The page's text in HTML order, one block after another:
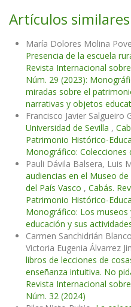
Artículos similares
María Dolores Molina
Presencia de la escuela
Revista Internacional
Núm. 29 (2023):
miradas sobre el
narrativas y objetos
Francisco Javier Salgueiro
Universidad de Sevilla ,
Patrimonio Histórico-
Monográfico: Colecciones
Pauli Dávila Balsera, Luis
audiencias en el Museo
del País Vasco , Cabás.
Patrimonio Histórico-
Monográfico: Los
educación y sus
Carmen Sanchidrián
Victoria Eugenia Álvarrez
libros de lecciones de
enseñanza intuitiva. No
Revista Internacional
Núm. 32 (2024)